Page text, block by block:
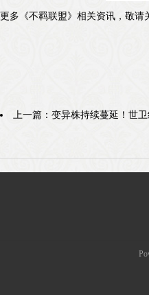
更多《不羁联盟》相关资讯，敬请
上一篇： 变异株持续蔓延！世